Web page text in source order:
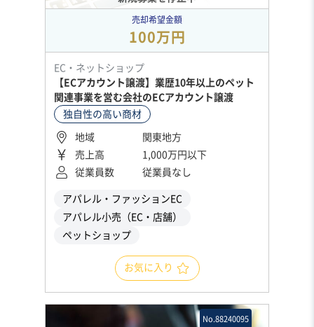
売却希望金額
100万円
EC・ネットショップ
【ECアカウント譲渡】業歴10年以上のペット
関連事業を営む会社のECアカウント譲渡
独自性の高い商材
地域
関東地方
売上高
1,000万円以下
従業員数
従業員なし
アパレル・ファッションEC
アパレル小売（EC・店舗）
ペットショップ
お気に入り
No.88240095